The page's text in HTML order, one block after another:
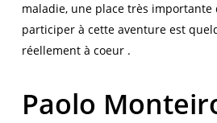
maladie, une place très importante
participer à cette aventure est
réellement à coeur .
Paolo